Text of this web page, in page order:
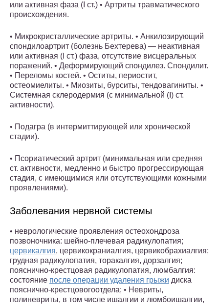
или активная фаза (I ст.) • Артриты травматического
происхождения.
• Микрокристаллические артриты. • Анкилозирующий
спондилоартрит (болезнь Бехтерева) — неактивная
или активная (I ст.) фаза, отсутствие висцеральных
поражений. • Деформирующий спондилез. Спондилит.
• Переломы костей. • Оститы, периостит,
остеомиелиты. • Миозиты, бурситы, тендовагиниты. •
Системная склеродермия (с минимальной (I) ст.
активности).
• Подагра (в интермиттирующей или хронической
стадии).
• Псориатический артрит (минимальная или средняя
ст. активности, медленно и быстро прогрессирующая
стадия, с имеющимися или отсутствующими кожными
проявлениями).
Заболевания нервной системы
• неврологические проявления остеохондроза
позвоночника: шейно-плечевая радикулопатия;
цервикалгия, цервикокраниалгия, цервикобрахиалгия;
грудная радикулопатия, торакалгия, дорзалгия;
пояснично-крестцовая радикулопатия, люмбалгия:
состояние после операции удаления грыжи диска
пояснично-крестцовогоотдела; • Невриты,
полиневриты, в том числе ишалгии и люмбоишалгии,